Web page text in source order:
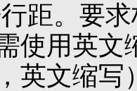
距。要
使用英文
英文缩写